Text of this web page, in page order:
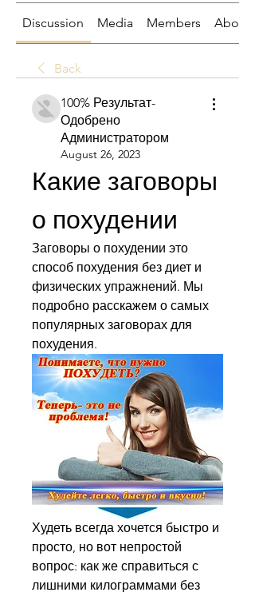
Discussion Media Members About
Back
100% Результат-
Одобрено
Администратором
August 26, 2023
Какие заговоры
о похудении
Заговоры о похудении это
способ похудения без диет и
физических упражнений. Мы
подробно расскажем о самых
популярных заговорах для
похудения.
Худеть всегда хочется быстро и
просто, но вот непростой
вопрос: как же справиться с
лишними килограммами без